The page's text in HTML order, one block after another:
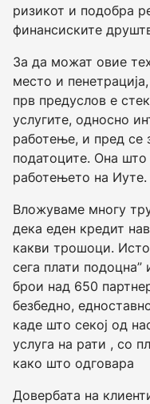
ризикот и подобра
финансиските
За да можат овие
место и
прв предуслов е
услугите, односно
работење, и пред се
податоците. Она
работењето на Иуте.
Вложуваме многу
дека еден кредит
какви трошоци.
сега плати
брои над 650
безбедно,
каде што секој од
услуга на рати , со
како што одговара
Довербата на